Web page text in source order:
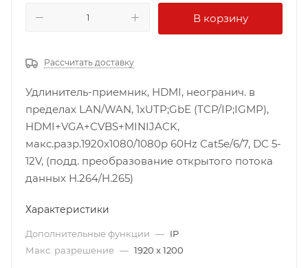
В корзину
Рассчитать доставку
Удлинитель-приемник, HDMI, неогранич. в
пределах LAN/WAN, 1xUTP;GbE (TCP/IP;IGMP),
HDMI+VGA+CVBS+MINIJACK,
макс.разр.1920x1080/1080p 60Hz Cat5e/6/7, DC 5-
12V, (подд. преобразование открытого потока
данных H.264/H.265)
Характеристики
Дополнительные функции — IP
Макс. разрешение — 1920 x 1200